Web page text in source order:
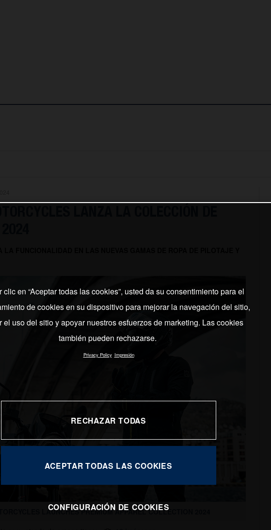
LANZA LA COLECCIÓN DE
FUNCIONALIDAD EN LAS NUEVAS GAMAS DE ROPA DE PILOTAJE Y
LAUNCHES PREMIUM APPAREL COLLECTION 2024
clic en “Aceptar todas las cookies”, usted da su consentimiento para el
de cookies en su dispositivo para mejorar la navegación del sitio,
el uso del sitio y apoyar nuestros esfuerzos de marketing. Las cookies
también pueden rechazarse.
Privacy Policy Impresión
RECHAZAR TODAS
ACEPTAR TODAS LAS COOKIES
CONFIGURACIÓN DE COOKIES